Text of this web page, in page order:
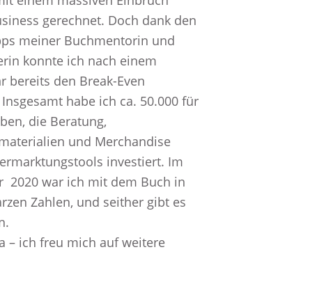
gerechnet. Doch dank den
meiner Buchmentorin und
konnte ich nach einem
bereits den Break-Even
habe ich ca. 50.000 für
die Beratung,
und Merchandise
investiert. Im
2020 war ich mit dem Buch in
Zahlen, und seither gibt es
– ich freu mich auf weitere